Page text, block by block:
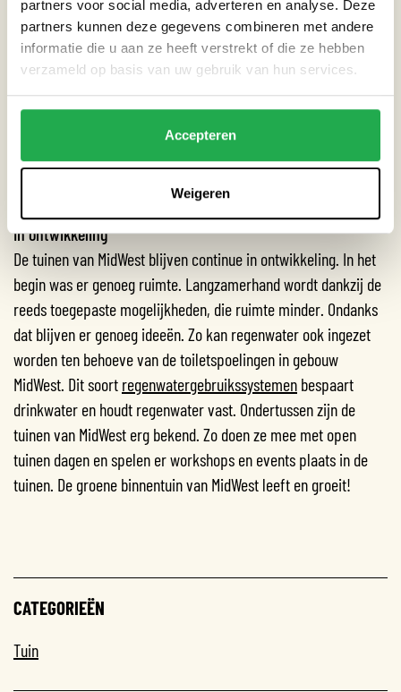
partners voor social media, adverteren en analyse. Deze
partners kunnen deze gegevens combineren met andere
informatie die u aan ze heeft verstrekt of die ze hebben
verzameld op basis van uw gebruik van hun services.
Accepteren
Weigeren
Zitkuil
Van hergebruikte tegels van het voormalige schoolplein is een
ronde zitkuil gemaakt. Deze zitkuil heeft ook als functie om
water op te slaan. In de kelder onder de gymzaal staat vaak
zitkuil. Hier kan het water vasthouden worden. Wanneer er
veel water in de zitkuil komt, kan het naar de naast gelegen
In ontwikkeling
De tuinen van MidWest blijven continue in ontwikkeling. In het
begin was er genoeg ruimte. Langzamerhand wordt dankzij de
reeds toegepaste mogelijkheden, die ruimte minder. Ondanks
dat blijven er genoeg ideeën. Zo kan regenwater ook ingezet
worden ten behoeve van de toiletspoelingen in gebouw
MidWest. Dit soort regenwatergebruikssystemen bespaart
drinkwater en houdt regenwater vast. Ondertussen zijn de
tuinen van MidWest erg bekend. Zo doen ze mee met open
tuinen dagen en spelen er workshops en events plaats in de
tuinen. De groene binnentuin van MidWest leeft en groeit!
CATEGORIEËN
Tuin